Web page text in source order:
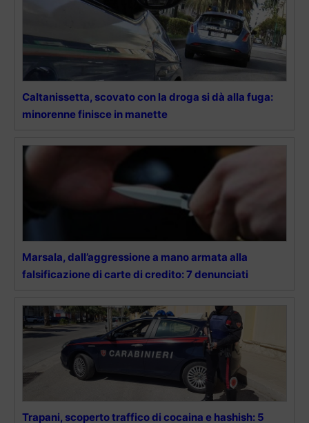
Caltanissetta, scovato con la droga si dà alla fuga:
minorenne finisce in manette
Marsala, dall’aggressione a mano armata alla
falsificazione di carte di credito: 7 denunciati
Trapani, scoperto traffico di cocaina e hashish: 5